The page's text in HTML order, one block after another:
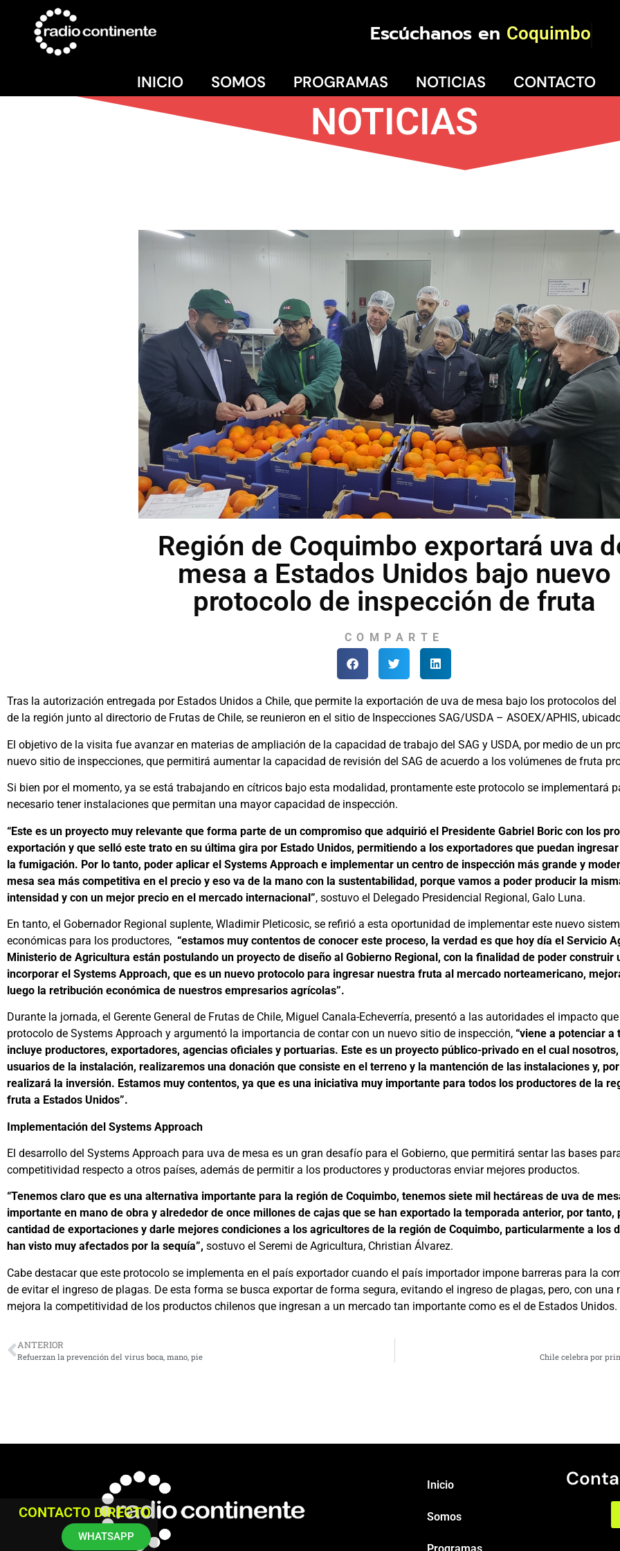
Escúchanos en Coquimbo
INICIO SOMOS PROGRAMAS NOTICIAS CONTACTO
NOTICIAS
Región de Coquimbo exportará uva
mesa a Estados Unidos bajo nuevo
protocolo de inspección de fruta
COMPARTE
Tras la autorización entregada por Estados Unidos a Chile, que permite la exportación de uva de mesa bajo los protocolos
de la región junto al directorio de Frutas de Chile, se reunieron en el sitio de Inspecciones SAG/USDA – ASOEX/APHIS,
El objetivo de la visita fue avanzar en materias de ampliación de la capacidad de trabajo del SAG y USDA, por medio de un
nuevo sitio de inspecciones, que permitirá aumentar la capacidad de revisión del SAG de acuerdo a los volúmenes de fruta
Si bien por el momento, ya se está trabajando en cítricos bajo esta modalidad, prontamente este protocolo se implementará
necesario tener instalaciones que permitan una mayor capacidad de inspección.
“Este es un proyecto muy relevante que forma parte de un compromiso que adquirió el Presidente Gabriel Boric con los
exportación y que selló este trato en su última gira por Estado Unidos, permitiendo a los exportadores que puedan
la fumigación. Por lo tanto, poder aplicar el Systems Approach e implementar un centro de inspección más grande y
mesa sea más competitiva en el precio y eso va de la mano con la sustentabilidad, porque vamos a poder producir la
intensidad y con un mejor precio en el mercado internacional”, sostuvo el Delegado Presidencial Regional, Galo Luna.
En tanto, el Gobernador Regional suplente, Wladimir Pleticosic, se refirió a esta oportunidad de implementar este nuevo
económicas para los productores, “estamos muy contentos de conocer este proceso, la verdad es que hoy día el Servicio
Ministerio de Agricultura están postulando un proyecto de diseño al Gobierno Regional, con la finalidad de poder construir
incorporar el Systems Approach, que es un nuevo protocolo para ingresar nuestra fruta al mercado norteamericano,
luego la retribución económica de nuestros empresarios agrícolas”.
Durante la jornada, el Gerente General de Frutas de Chile, Miguel Canala-Echeverría, presentó a las autoridades el impacto
protocolo de Systems Approach y argumentó la importancia de contar con un nuevo sitio de inspección, “viene a potenciar a
incluye productores, exportadores, agencias oficiales y portuarias. Este es un proyecto público-privado en el cual
usuarios de la instalación, realizaremos una donación que consiste en el terreno y la mantención de las instalaciones y,
realizará la inversión. Estamos muy contentos, ya que es una iniciativa muy importante para todos los productores de la
fruta a Estados Unidos”.
Implementación del Systems Approach
El desarrollo del Systems Approach para uva de mesa es un gran desafío para el Gobierno, que permitirá sentar las bases
competitividad respecto a otros países, además de permitir a los productores y productoras enviar mejores productos.
“Tenemos claro que es una alternativa importante para la región de Coquimbo, tenemos siete mil hectáreas de uva de
importante en mano de obra y alrededor de once millones de cajas que se han exportado la temporada anterior, por
cantidad de exportaciones y darle mejores condiciones a los agricultores de la región de Coquimbo, particularmente a los
han visto muy afectados por la sequía”, sostuvo el Seremi de Agricultura, Christian Álvarez.
Cabe destacar que este protocolo se implementa en el país exportador cuando el país importador impone barreras para la
de evitar el ingreso de plagas. De esta forma se busca exportar de forma segura, evitando el ingreso de plagas, pero, con
mejora la competitividad de los productos chilenos que ingresan a un mercado tan importante como es el de Estados Unidos.
ANTERIOR
Refuerzan la prevención del virus boca, mano, pie Chile celebra por
Inicio
Somos
CONTACTO DIRECTO
WHATSAPP